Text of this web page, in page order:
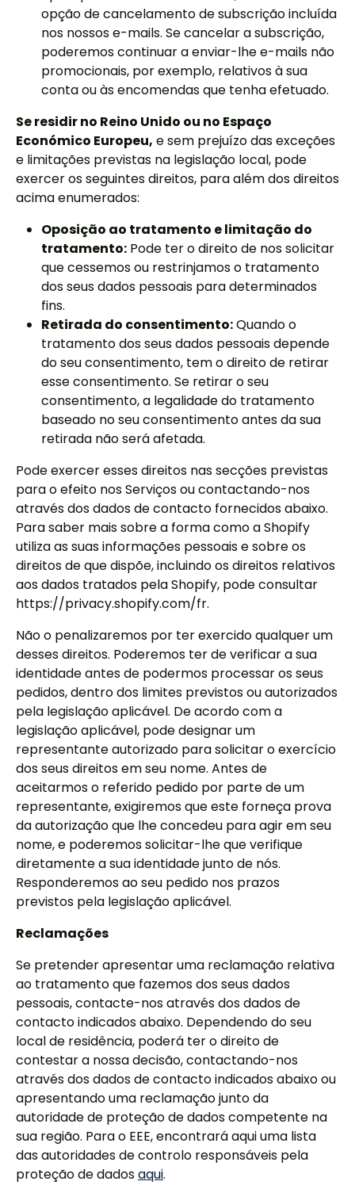
opção de cancelamento de subscrição incluída
nos nossos e-mails. Se cancelar a subscrição,
poderemos continuar a enviar-lhe e-mails não
promocionais, por exemplo, relativos à sua
conta ou às encomendas que tenha efetuado.
Se residir no Reino Unido ou no Espaço
Económico Europeu, e sem prejuízo das exceções
e limitações previstas na legislação local, pode
exercer os seguintes direitos, para além dos direitos
acima enumerados:
Oposição ao tratamento e limitação do
tratamento: Pode ter o direito de nos solicitar
que cessemos ou restrinjamos o tratamento
dos seus dados pessoais para determinados
fins.
Retirada do consentimento:Quando o
tratamento dos seus dados pessoais depende
do seu consentimento, tem o direito de retirar
esse consentimento. Se retirar o seu
consentimento, a legalidade do tratamento
baseado no seu consentimento antes da sua
retirada não será afetada.
Pode exercer esses direitos nas secções previstas
para o efeito nos Serviços ou contactando-nos
através dos dados de contacto fornecidos abaixo.
Para saber mais sobre a forma como a Shopify
utiliza as suas informações pessoais e sobre os
direitos de que dispõe, incluindo os direitos relativos
aos dados tratados pela Shopify, pode consultar
https://privacy.shopify.com/fr.
Não o penalizaremos por ter exercido qualquer um
desses direitos. Poderemos ter de verificar a sua
identidade antes de podermos processar os seus
pedidos, dentro dos limites previstos ou autorizados
pela legislação aplicável. De acordo com a
legislação aplicável, pode designar um
representante autorizado para solicitar o exercício
dos seus direitos em seu nome. Antes de
aceitarmos o referido pedido por parte de um
representante, exigiremos que este forneça prova
da autorização que lhe concedeu para agir em seu
nome, e poderemos solicitar-lhe que verifique
diretamente a sua identidade junto de nós.
Responderemos ao seu pedido nos prazos
previstos pela legislação aplicável.
Reclamações
Se pretender apresentar uma reclamação relativa
ao tratamento que fazemos dos seus dados
pessoais, contacte-nos através dos dados de
contacto indicados abaixo. Dependendo do seu
local de residência, poderá ter o direito de
contestar a nossa decisão, contactando-nos
através dos dados de contacto indicados abaixo ou
apresentando uma reclamação junto da
autoridade de proteção de dados competente na
sua região. Para o EEE, encontrará aqui uma lista
das autoridades de controlo responsáveis pela
proteção de dadosaqui.